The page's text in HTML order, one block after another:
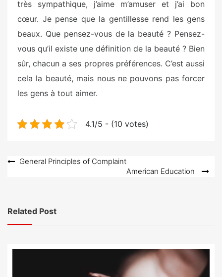
très sympathique, j’aime m’amuser et j’ai bon
cœur. Je pense que la gentillesse rend les gens
beaux. Que pensez-vous de la beauté ? Pensez-
vous qu’il existe une définition de la beauté ? Bien
sûr, chacun a ses propres préférences. C’est aussi
cela la beauté, mais nous ne pouvons pas forcer
les gens à tout aimer.
4.1/5 - (10 votes)
PostGeneral Principles of Complaint
American Education
Related Post